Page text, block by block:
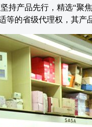
持产品先行，精选“
的省级代理权，其